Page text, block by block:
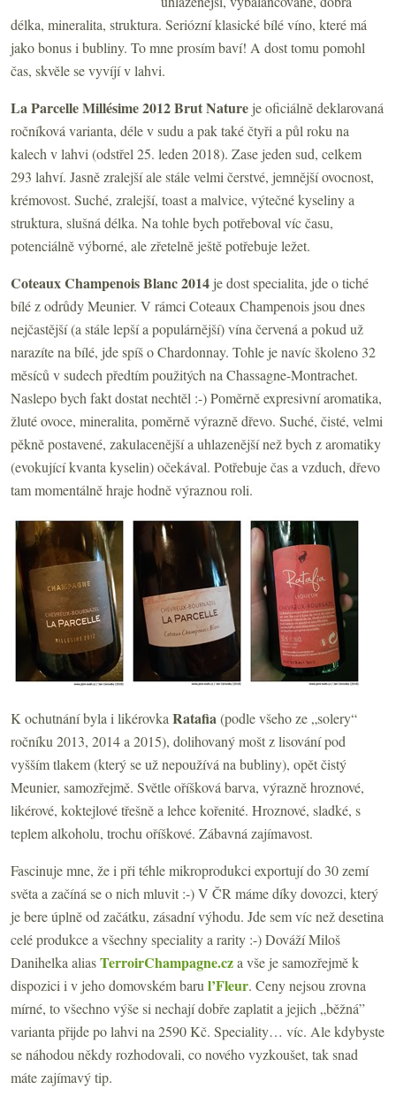
délka, mineralita, struktura. Seriózní klasické bílé víno, které má
jako bonus i bubliny. To mne prosím baví! A dost tomu pomohl
čas, skvěle se vyvíjí v lahvi.
La Parcelle Millésime 2012 Brut Nature je oficiálnědeklarovaná
ročníková varianta, déle v sudu a pak také čtyři a půl roku na
kalech v lahvi (odstřel 25. leden 2018). Zase jeden sud, celkem
293 lahví. Jasně zralejší ale stále velmi čerstvé, jemnější ovocnost,
krémovost. Suché, zralejší, toast a malvice, výtečné kyseliny a
struktura, slušná délka. Na tohle bych potřeboval víc času,
potenciálně výborné, ale zřetelně ještě potřebuje ležet.
Coteaux Champenois Blanc 2014 je dost specialita, jde o tiché
bílé z odrůdy Meunier. V rámci Coteaux Champenois jsou dnes
nejčastější (a stále lepší a populárnější) vína červená a pokud už
narazíte na bílé, jde spíš o Chardonnay. Tohle je navíc školeno 32
měsíců v sudech předtím použitých na Chassagne-Montrachet.
Naslepo bych fakt dostat nechtěl :-) Poměrně expresivní aromatika,
žluté ovoce, mineralita, poměrně výrazně dřevo. Suché, čisté, velmi
pěkně postavené, zakulacenější a uhlazenější než bych z aromatiky
(evokující kvanta kyselin) očekával. Potřebuje čas a vzduch, dřevo
tam momentálně hraje hodně výraznou roli.
K ochutnání byla i likérovka Ratafia(podle všeho ze „solery“
ročníku 2013, 2014 a 2015), dolihovaný mošt z lisování pod
vyšším tlakem (který se už nepoužívá na bubliny), opět čistý
Meunier, samozřejmě. Světle oříšková barva, výrazně hroznové,
likérové, koktejlové třešně a lehce kořenité. Hroznové, sladké, s
teplem alkoholu, trochu oříškové. Zábavná zajímavost.
Fascinuje mne, že i při téhle mikroprodukci exportují do 30 zemí
světa a začíná se o nich mluvit :-) V ČR máme díky dovozci, který
je bere úplně od začátku, zásadní výhodu. Jde sem víc než desetina
celé produkce a všechny speciality a rarity :-) Dováží Miloš
Danihelka aliasTerroirChampagne.cza vše je samozřejmě k
dispozici i v jeho domovském baru l’Fleur. Ceny nejsou zrovna
mírné, to všechno výše si nechají dobře zaplatit a jejich „běžná”
varianta přijde po lahvi na 2590 Kč. Speciality… víc. Ale kdybyste
se náhodou někdy rozhodovali, co nového vyzkoušet, tak snad
máte zajímavý tip.